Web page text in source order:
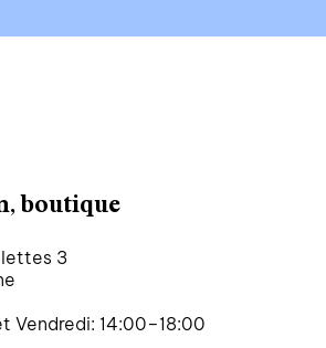
boutique
3
Vendredi: 14:00–18:00